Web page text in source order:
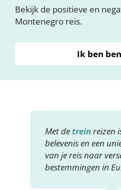
Bekijk de positieve en
Montenegro reis.
Ik ben
Met de treinreizen
belevenis en een
van je reis naar
bestemmingen in